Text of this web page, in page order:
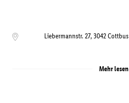
Liebermannstr. 27,3042 Cottbus
Mehr lesen